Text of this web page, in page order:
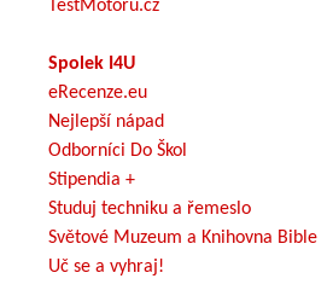
TestMotoru.cz
Spolek I4U
eRecenze.eu
Nejlepší nápad
Odborníci Do Škol
Stipendia +
Studuj techniku a řemeslo
Světové Muzeum a Knihovna Bible
Uč se a vyhraj!